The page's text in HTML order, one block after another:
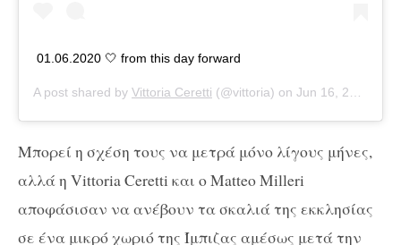
01.06.2020 🤍 from this day forward
A post shared by Vittoria Ceretti (@vittoria) on Jun 16, 2020 at 5:08am PDT
Μπορεί η σχέση τους να μετρά μόνο λίγους μήνες,
αλλά η Vittoria Ceretti και ο Matteo Milleri
αποφάσισαν να ανέβουν τα σκαλιά της εκκλησίας
σε ένα μικρό χωριό της Ίμπιζας αμέσως μετά την